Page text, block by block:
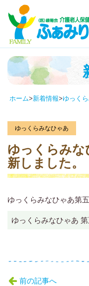
ホーム>新着情報>ゆっく
ゆっくらみなひゃあ
ゆっくらみな
新しました。
ゆっくらみなひゃあ第
ゆっくらみなひゃあ
前の記事へ